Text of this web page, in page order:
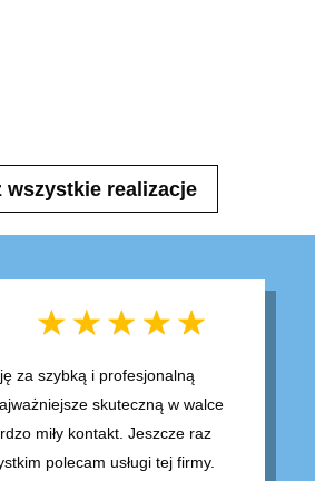
wszystkie realizacje
za szybką i profesjonalną
skuteczną w walce
miły kontakt. Jeszcze raz
polecam usługi tej firmy.